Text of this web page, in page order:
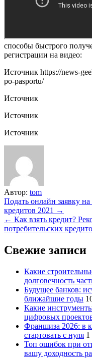
способы быстрого
регистрации на видео:
Источник https://news-
po-pasportu/
Источник
Источник
Источник
Автор: tom
Навигация
по
записям
Подать онлайн заявку
кредитов 2021 →
← Как взять кредит?
потребительских
Свежие записи
Какие
долговечность
Будущее банков:
ближайшие годы
Какие
цифровых
Франшиза 2026: в
стартовать с нуля 1
Топ ошибок при
вашу доходность